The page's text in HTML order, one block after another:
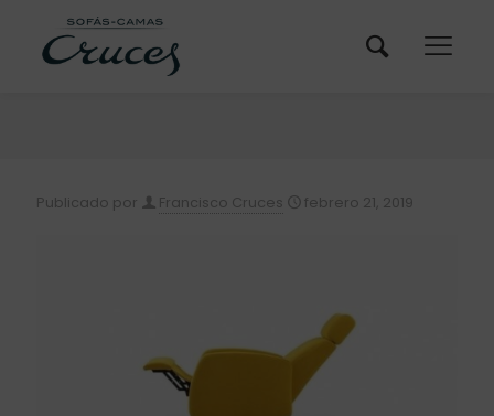
Publicado por Francisco Cruces febrero 21, 2019